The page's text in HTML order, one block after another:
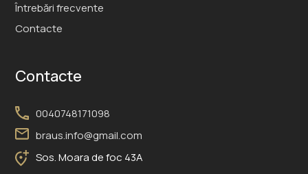
Întrebări frecvente
Contacte
Contacte
0040748171098
braus.info@gmail.com
Sos. Moara de foc 43A